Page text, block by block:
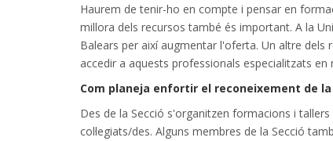
Haurem de tenir-ho en compte i pensar en
millora dels recursos també és important. A la
Balears per així augmentar l'oferta. Un altre dels
accedir a aquests professionals especialitzats en
Com planeja enfortir el reconeixement de
Des de la Secció s'organitzen formacions i
col·legiats/des. Alguns membres de la Secció